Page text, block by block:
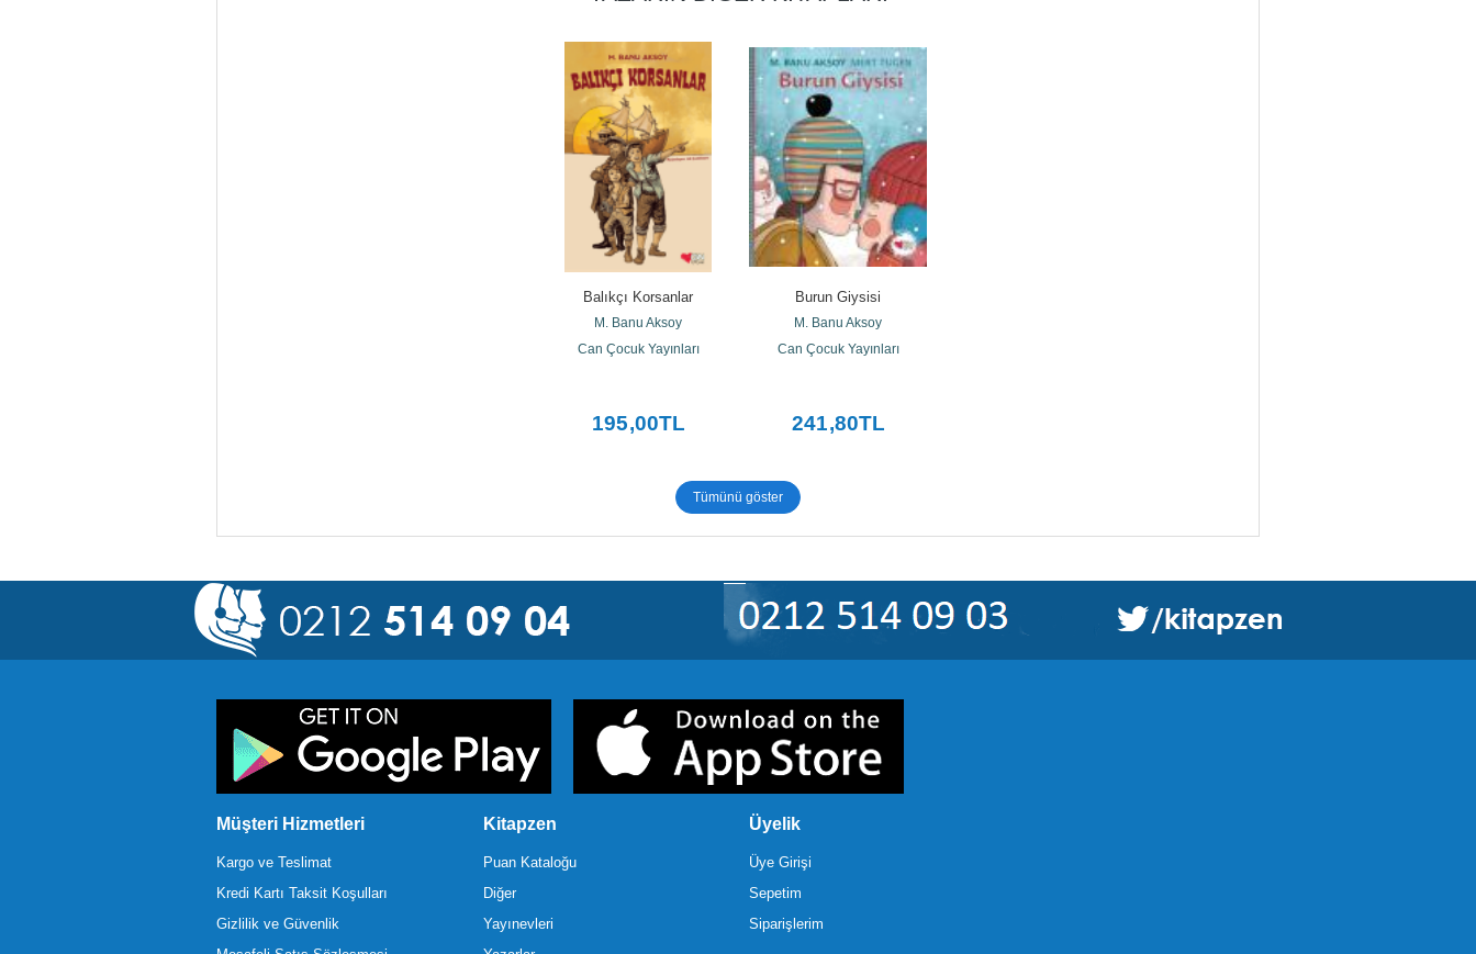
Balıkçı Korsanlar
M. Banu Aksoy
Can Çocuk Yayınları
195,00TL
Burun Giysisi
M. Banu Aksoy
Can Çocuk Yayınları
241,80TL
Tümünü göster
Müşteri Hizmetleri
Kargo ve Teslimat
Kredi Kartı Taksit Koşulları
Gizlilik ve Güvenlik
Kitapzen
Puan Kataloğu
Diğer
Yayınevleri
Üyelik
Üye Girişi
Sepetim
Siparişlerim